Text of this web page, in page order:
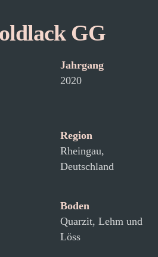
GG
Jahrgang
2020
Region
Rheingau,
Deutschland
Boden
Quarzit, Lehm und
Löss